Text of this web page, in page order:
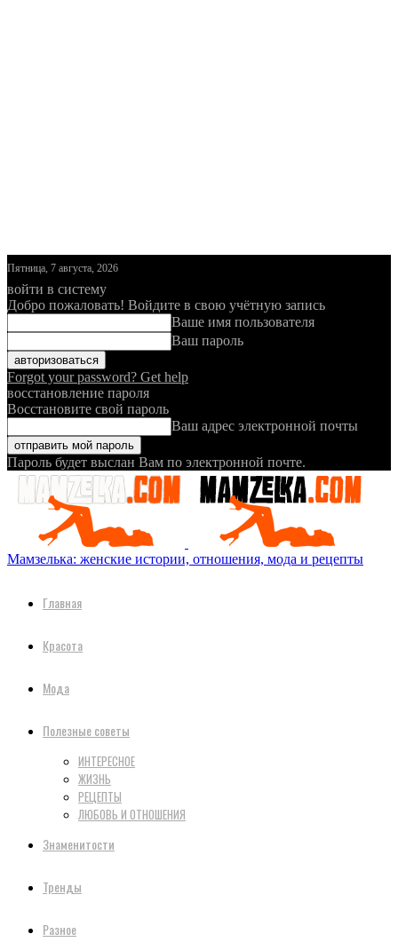
Пятница, 7 августа, 2026
войти в систему
Добро пожаловать! Войдите в свою учётную запись
Ваше имя пользователя
Ваш пароль
Forgot your password? Get help
восстановление пароля
Восстановите свой пароль
Ваш адрес электронной почты
Пароль будет выслан Вам по электронной почте.
Мамзелька: женские истории, отношения, мода и рецепты
Главная
Красота
Мода
Полезные советы
ИНТЕРЕСНОЕ
ЖИЗНЬ
РЕЦЕПТЫ
ЛЮБОВЬ И ОТНОШЕНИЯ
Знаменитости
Тренды
Разное